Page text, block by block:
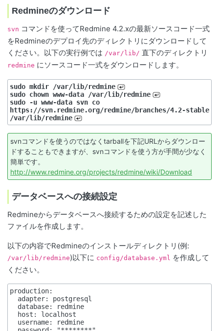
Redmineのダウンロード
svn コマンドを使ってRedmine 4.2.xの最新ソースコード一式
をRedmineのデプロイ先のディレクトリにダウンロードして
ください。以下の実行例では /var/lib/ 直下のディレクトリ
redmine にソースコード一式をダウンロードします。
sudo mkdir /var/lib/redmine
sudo chown www-data /var/lib/redmine
sudo -u www-data svn co
https://svn.redmine.org/redmine/branches/4.2-stable
/var/lib/redmine
svnコマンドを使うのではなくtarballを下記URLからダウンロー
ドすることもできますが、svnコマンドを使う方が手間が少なく
簡単です。
http://www.redmine.org/projects/redmine/wiki/Download
データベースへの接続設定
Redmineからデータベースへ接続するための設定を記述した
ファイルを作成します。
以下の内容でRedmineのインストールディレクトリ(例:
/var/lib/redmine)以下に config/database.yml を作成して
ください。
production: